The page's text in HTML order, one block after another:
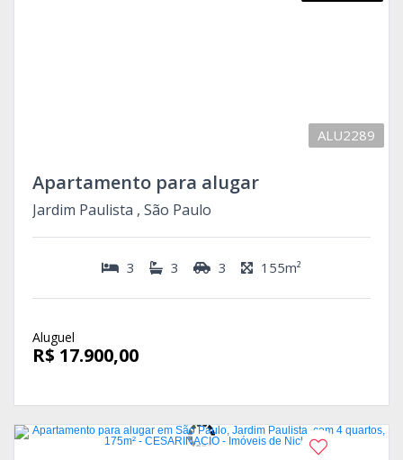
ALU2289
Apartamento para alugar
Jardim Paulista , São Paulo
3 3 3 155m²
Aluguel
R$ 17.900,00